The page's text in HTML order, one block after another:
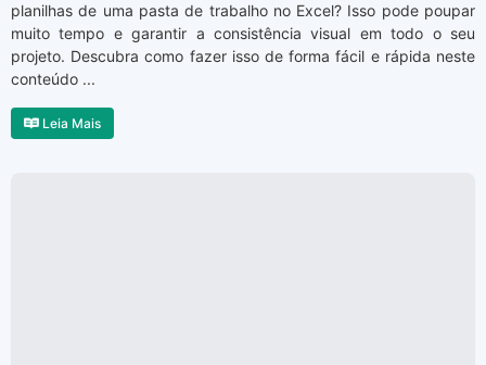
planilhas de uma pasta de trabalho no Excel? Isso pode poupar
muito tempo e garantir a consistência visual em todo o seu
projeto. Descubra como fazer isso de forma fácil e rápida neste
conteúdo ...
Leia Mais